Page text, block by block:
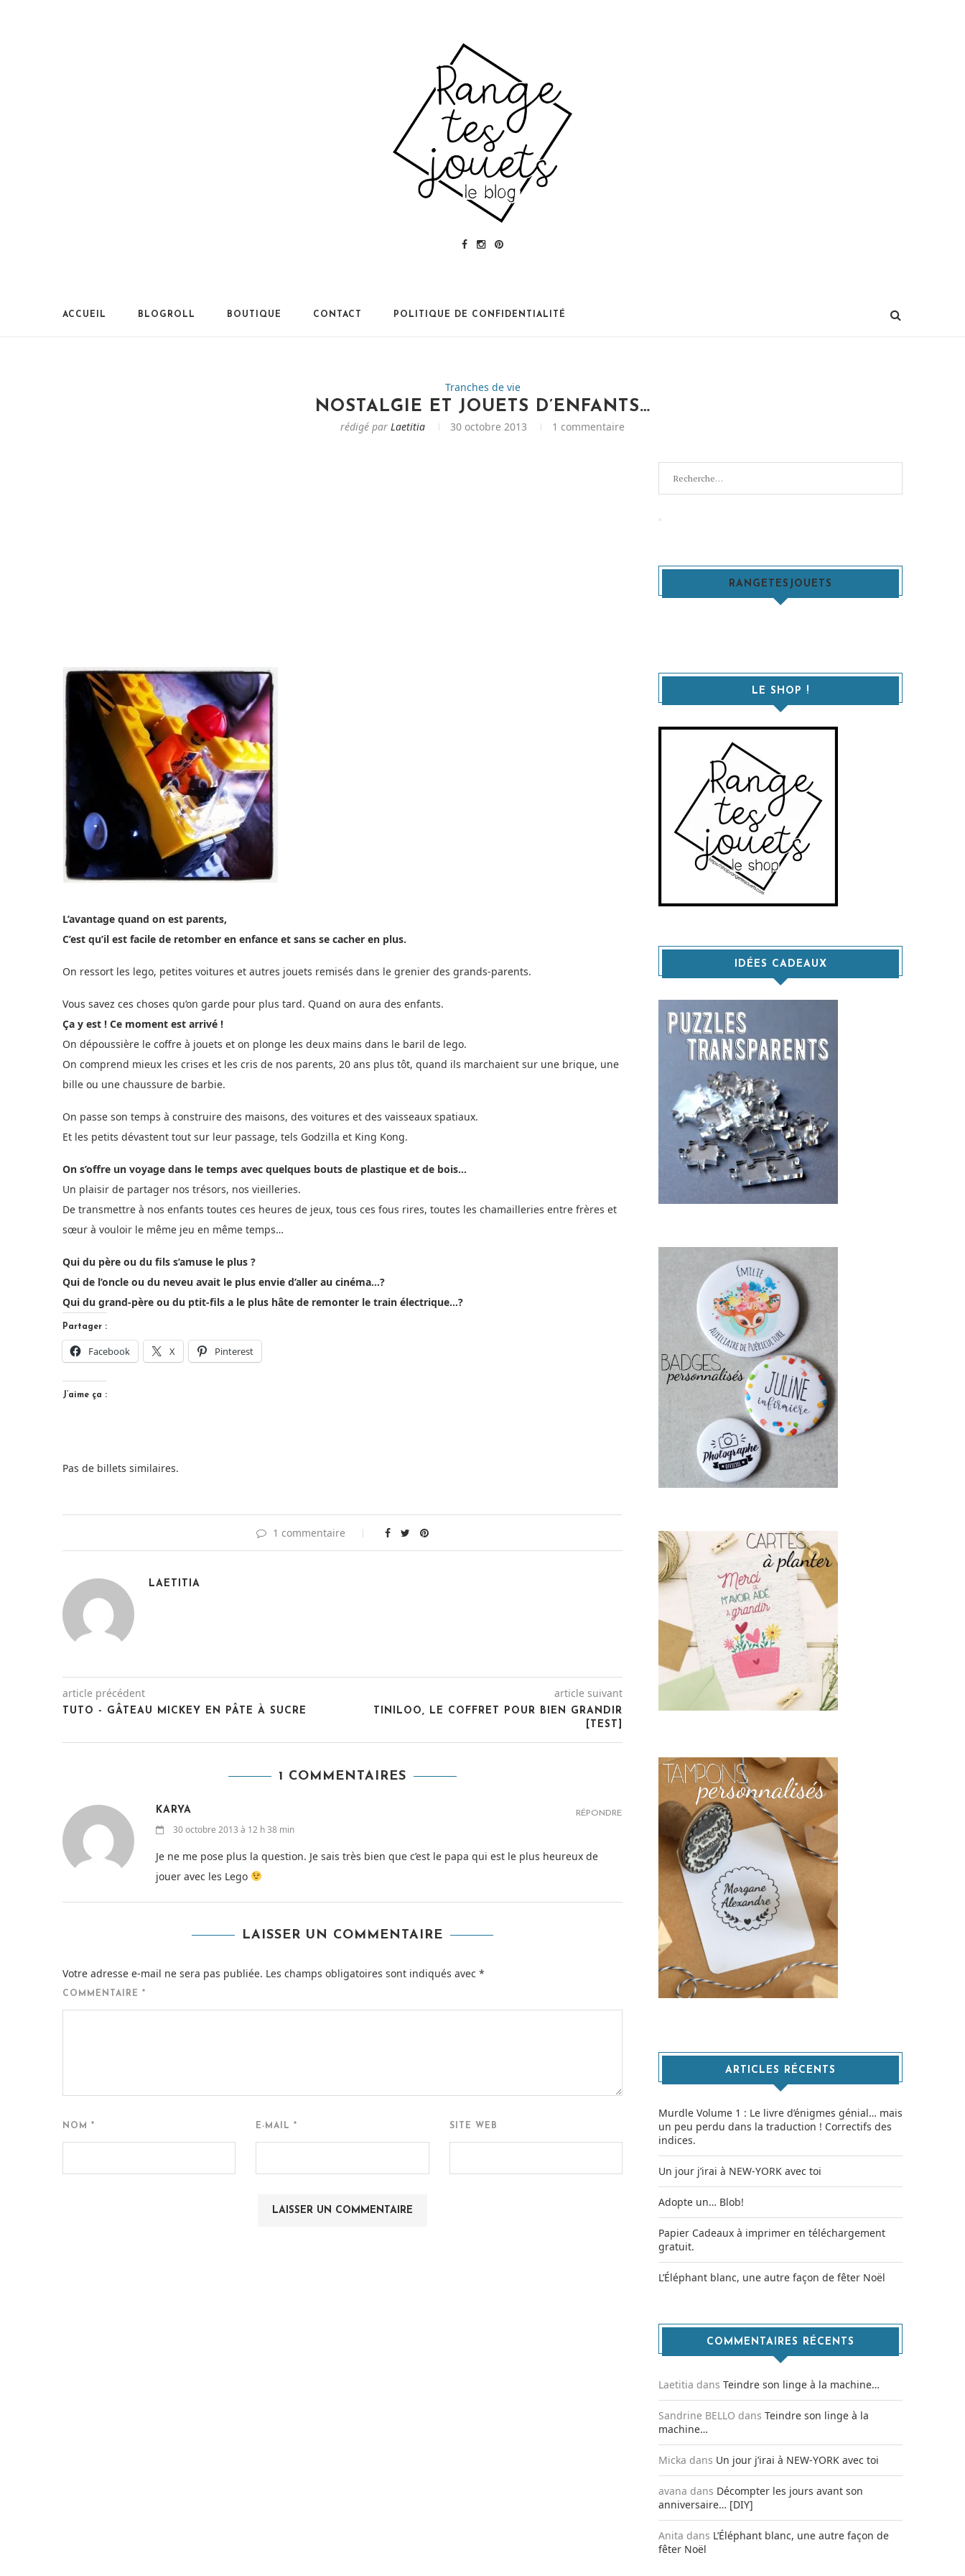
ACCUEIL BLOGROLL BOUTIQUE CONTACT POLITIQUE DE CONFIDENTIALITÉ
Tranches de vie
NOSTALGIE ET JOUETS D’ENFANTS…
rédigé par Laetitia 30 octobre 2013 1 commentaire
L’avantage quand on est parents,
C’est qu’il est facile de retomber en enfance et sans se cacher en plus.
On ressort les lego, petites voitures et autres jouets remisés dans le grenier des grands-parents.
Vous savez ces choses qu’on garde pour plus tard. Quand on aura des enfants.
Ça y est ! Ce moment est arrivé !
On dépoussière le coffre à jouets et on plonge les deux mains dans le baril de lego.
On comprend mieux les crises et les cris de nos parents, 20 ans plus tôt, quand ils marchaient sur une brique, une
bille ou une chaussure de barbie.
On passe son temps à construire des maisons, des voitures et des vaisseaux spatiaux.
Et les petits dévastent tout sur leur passage, tels Godzilla et King Kong.
On s’offre un voyage dans le temps avec quelques bouts de plastique et de bois…
Un plaisir de partager nos trésors, nos vieilleries.
De transmettre à nos enfants toutes ces heures de jeux, tous ces fous rires, toutes les chamailleries entre frères et
sœur à vouloir le même jeu en même temps…
Qui du père ou du fils s’amuse le plus ?
Qui de l’oncle ou du neveu avait le plus envie d’aller au cinéma…?
Qui du grand-père ou du ptit-fils a le plus hâte de remonter le train électrique…?
Partager :
Facebook X Pinterest
J’aime ça :
Pas de billets similaires.
1 commentaire
LAETITIA
article précédent
TUTO - GÂTEAU MICKEY EN PÂTE À SUCRE
article suivant
TINILOO, LE COFFRET POUR BIEN GRANDIR
[TEST]
1 COMMENTAIRES
KARYA
30 octobre 2013 à 12 h 38 min
Je ne me pose plus la question. Je sais très bien que c’est le papa qui est le plus heureux de
jouer avec les Lego
RÉPONDRE
LAISSER UN COMMENTAIRE
Votre adresse e-mail ne sera pas publiée. Les champs obligatoires sont indiqués avec *
COMMENTAIRE *
NOM * E-MAIL* SITE WEB
pour
:
RANGETESJOUETS
LE SHOP !
IDÉES CADEAUX
ARTICLES RÉCENTS
Murdle Volume 1 : Le livre d’énigmes génial… mais
un peu perdu dans la traduction ! Correctifs des
indices.
Un jour j’irai à NEW-YORK avec toi
Adopte un… Blob!
Papier Cadeaux à imprimer en téléchargement
gratuit.
L’Éléphant blanc, une autre façon de fêter Noël
COMMENTAIRES RÉCENTS
Laetitia dans Teindre son linge à la machine…
Sandrine BELLO dans Teindre son linge à la
machine…
Micka dans Un jour j’irai à NEW-YORK avec toi
avana dans Décompter les jours avant son
anniversaire… [DIY]
Anita dans L’Éléphant blanc, une autre façon de
fêter Noël